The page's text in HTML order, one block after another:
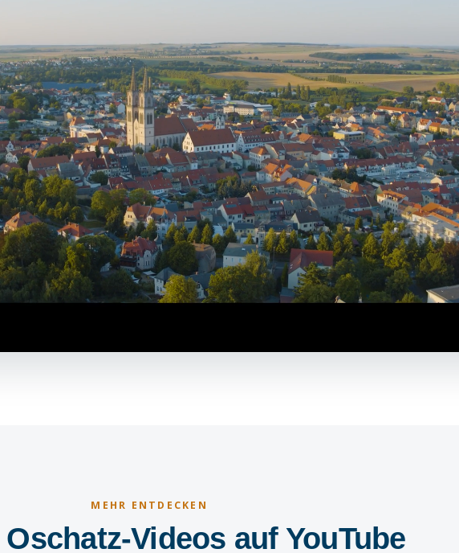
MEHR ENTDECKEN
Videos auf YouTube